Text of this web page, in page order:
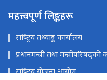
महत्त्वपूर्ण लिङ्कहरू
राष्‍ट्रिय तथ्याङ्क कार्यालय
प्रधानमन्त्री तथा मन्त्रीपरिषद्को
राष्‍ट्रिय योजना आयोग